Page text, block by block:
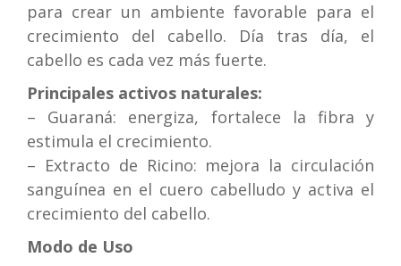
para crear un ambiente favorable para el
crecimiento del cabello. Día tras día, el
cabello es cada vez más fuerte.
Principales activos naturales:
– Guaraná: energiza, fortalece la fibra y
estimula el crecimiento.
– Extracto de Ricino: mejora la circulación
sanguínea en el cuero cabelludo y activa el
crecimiento del cabello.
Modo de Uso